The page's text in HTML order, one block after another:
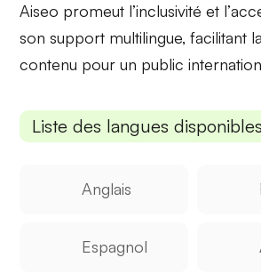
Aiseo promeut l’inclusivité et l’
son support multilingue, facilitant
contenu pour un public
Liste des langues disponibles
Anglais
Espagnol